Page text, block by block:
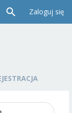
Zaloguj się